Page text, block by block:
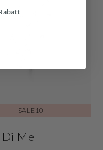
SALE10
Me